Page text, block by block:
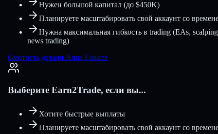
Нужен большой капитал (до $450K)
Планируете масштабировать свой аккаунт со
Нужна максимальная гибкость в trading (EAs,
news trading)
Смотреть детали Aqua Futures
Выберите Earn2Trade, если вы...
Хотите быстрые выплаты
Планируете масштабировать свой аккаунт со